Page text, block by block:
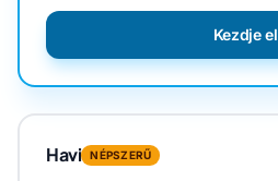
Kezdje el
Havi NÉPSZERŰ